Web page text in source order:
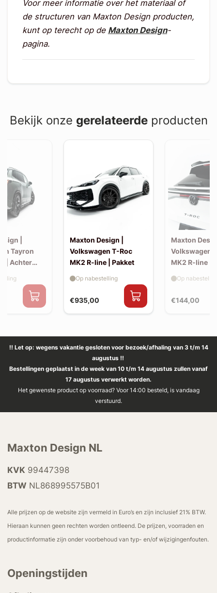
Voor meer informatie over het materiaal of
de structuren van Maxton Design producten,
kunt op terecht op de Maxton Design-
pagina.
Bekijk onze gerelateerdeproducten
|
Tayron
| Achter
Maxton Design |
Volkswagen T-Roc
MK2 R-line | Pakket
€935,00
Op nabestelling
Maxton
Volkswagen
MK2 R-line |
extension
€144,00
Op
!! Let op: wegens vakantie gesloten voor bezoek/afhaling van 3 t/m 14
augustus !!
Bestellingen geplaatst in de week van 10 t/m 14 augustus zullen vanaf
17 augustus verwerkt worden.
Het gewenste product op voorraad? Voor 14:00 besteld, is vandaag
verstuurd.
Maxton Design NL
KVK 99447398
BTW NL868995575B01
Alle prijzen op de website zijn vermeld in Euro’s en zijn inclusief 21% BTW.
Hieraan kunnen geen rechten worden ontleend. De prijzen, voorraden en
productinformatie zijn onder voorbehoud van typ- en/of wijzigingenfouten.
Openingstijden